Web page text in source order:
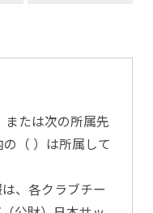
または次の所属先
（ ）は所属して
、各クラブチー